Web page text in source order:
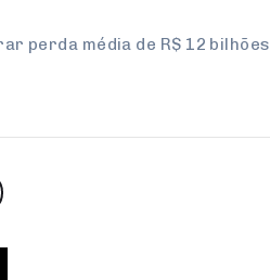
perda média de R$ 12 bilhões